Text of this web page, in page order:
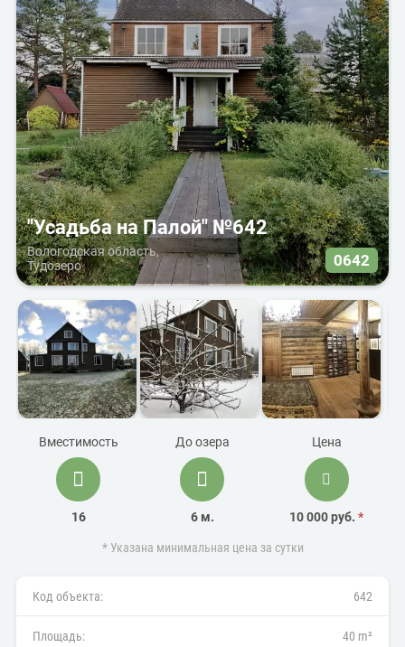
"Усадьба на Палой" №642
Вологодская область,
Тудозеро
0642
Вместимость
16
До озера
6 м.
Цена
10 000 руб.*
* Указана минимальная цена за сутки
Код объекта: 642
Площадь: 40 m²